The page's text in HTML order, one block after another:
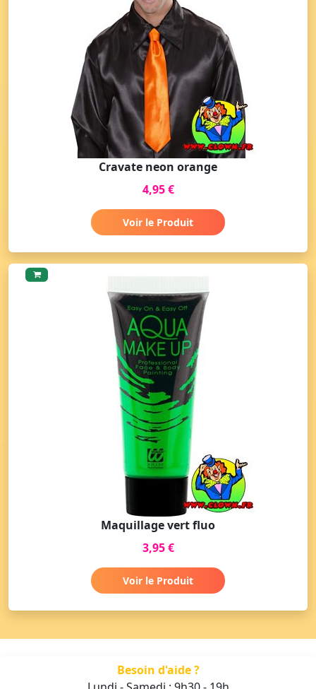
Cravate neon orange
4,95 €
Voir le Produit
Maquillage vert fluo
3,95 €
Voir le Produit
Besoin d'aide ?